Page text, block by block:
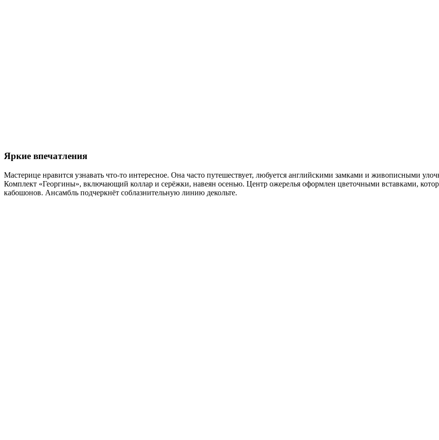
Яркие впечатления
Мастерице нравится узнавать что-то интересное. Она часто путешествует, любуется английскими замками и живописными
Комплект «Георгины», включающий коллар и серёжки, навеян осенью. Центр ожерелья оформлен цветочными вставками,
кабошонов. Ансамбль подчеркнёт соблазнительную линию декольте.